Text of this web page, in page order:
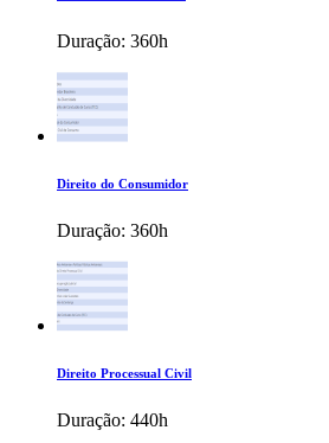
Duração: 360h
Direito do Consumidor
Duração: 360h
Direito Processual Civil
Duração: 440h